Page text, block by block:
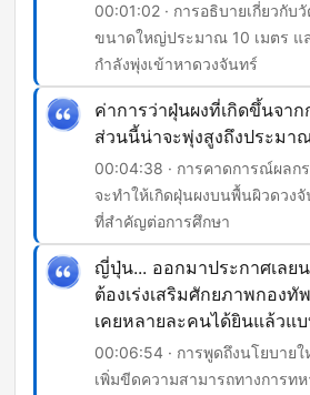
00:01:02 · การอธิบายเกี่ยวกับ
ขนาดใหญ่ประมาณ 10 เมตร
กำลังพุ่งเข้าหาดวงจันทร์
ค่าการว่าฝุ่นผงที่เกิดขึ้นจา
ส่วนนี้น่าจะพุ่งสูงถึงประมา
00:04:38 · การคาดการณ์ผลก
จะทำให้เกิดฝุ่นผงบนพื้นผิวดวง
ที่สำคัญต่อการศึกษา
ญี่ปุ่น... ออกมาประกาศเลย
ต้องเร่งเสริมศักยภาพกองทั
เคยหลายละคนได้ยินแล้วแ
00:06:54 · การพูดถึงนโยบาย
เพิ่มขีดความสามารถทางการทห